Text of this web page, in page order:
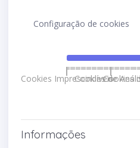
Configuração de cookies
Cookies Imprescindíveis
Cookies deCookies
Informações